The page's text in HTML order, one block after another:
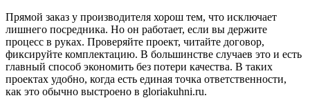
Прямой заказ у производителя хорош тем, что исключает
лишнего посредника. Но он работает, если вы держите
процесс в руках. Проверяйте проект, читайте договор,
фиксируйте комплектацию. В большинстве случаев это и есть
главный способ экономить без потери качества. В таких
проектах удобно, когда есть единая точка ответственности,
как это обычно выстроено в gloriakuhni.ru.